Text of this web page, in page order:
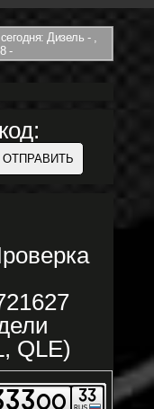
Дизель - ,
-
QLE)